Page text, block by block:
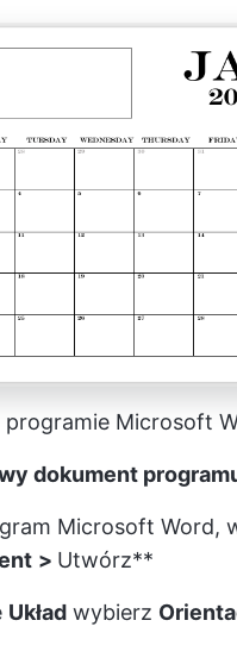
Microsoft
dokument
Microsoft Word,
> Utwórz**
Układ wybierz